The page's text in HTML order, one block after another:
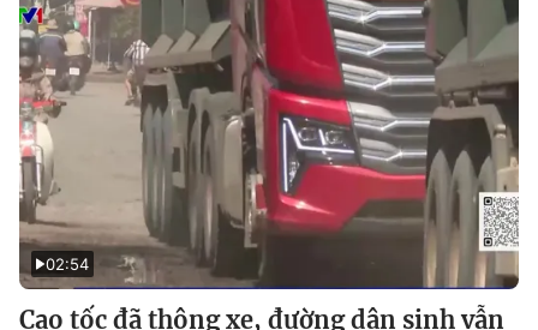
02:54
Cao tốc đã thông xe, đường dân sinh vẫn